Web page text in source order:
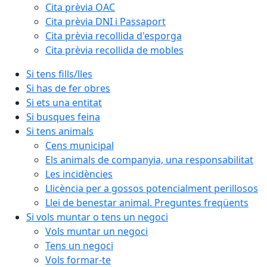
Cita prèvia OAC
Cita prèvia DNI i Passaport
Cita prèvia recollida d'esporga
Cita prèvia recollida de mobles
Si tens fills/lles
Si has de fer obres
Si ets una entitat
Si busques feina
Si tens animals
Cens municipal
Els animals de companyia, una responsabilitat
Les incidències
Llicència per a gossos potencialment perillosos
Llei de benestar animal. Preguntes freqüents
Si vols muntar o tens un negoci
Vols muntar un negoci
Tens un negoci
Vols formar-te